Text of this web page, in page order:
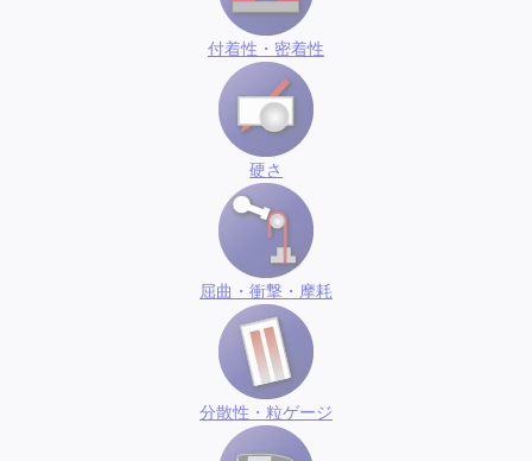
付着性・密着性
硬さ
屈曲・衝撃・摩耗
分散性・粒ゲージ